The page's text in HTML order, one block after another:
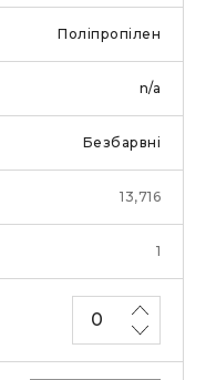
Поліпропілен
n/a
Безбарвні
13,716
1